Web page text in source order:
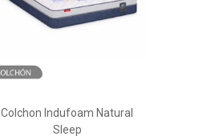
Colchon Indufoam Natural
Sleep